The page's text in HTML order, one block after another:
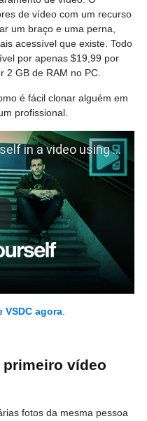
de vídeo com um recurso
um braço e uma perna,
acessível que existe. Todo
por apenas $19,99 por
2 GB de RAM no PC.
é fácil clonar alguém em
profissional.
video using VSDC Pro
VSDC agora
primeiro vídeo
fotos da mesma pessoa